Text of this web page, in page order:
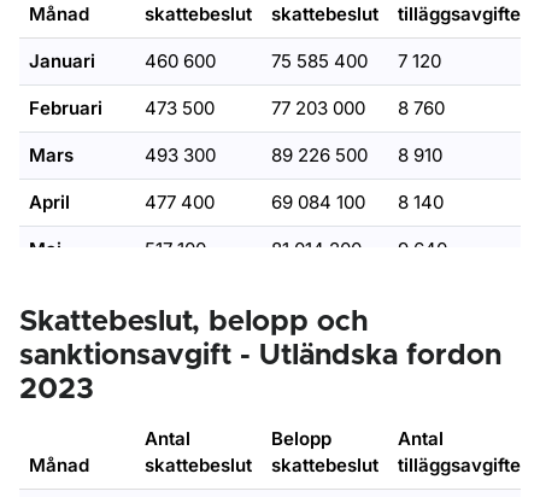
Månad
skattebeslut
skattebeslut
tilläggsavgifter
Januari 460 600 75 585 400 7 120
Februari 473 500 77 203 000 8 760
Mars 493 300 89 226 500 8 910
April 477 400 69 084 100 8 140
Maj 517 100 81 014 200 9 640
Juli Ingen skatt tas ut under juli månad.
Augusti
515 000 84 633 100 9 610
Oktober 515 900 89 439 000 11 000
Skattebeslut, belopp och
sanktionsavgift - Utländska fordon
2023
Månad
Antal
skattebeslut
Belopp
skattebeslut
Antal
tilläggsavgifter